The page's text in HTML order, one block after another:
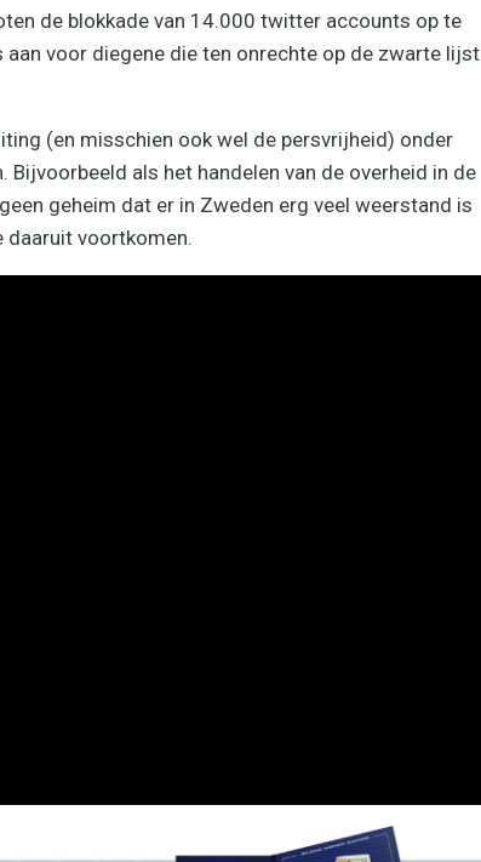
de blokkade van 14.000 twitter accounts op te
voor diegene die ten onrechte op de zwarte lijst
(en misschien ook wel de persvrijheid) onder
als het handelen van de overheid in de
geheim dat er in Zweden erg veel weerstand is
daaruit voortkomen.